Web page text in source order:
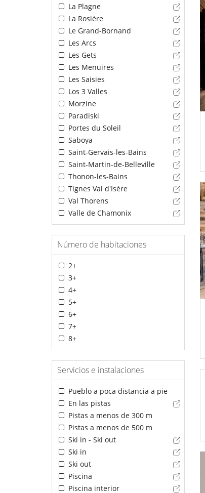
La Plagne
La Rosière
Le Grand-Bornand
Les Arcs
Les Gets
Les Menuires
Les Saisies
Los 3 Valles
Morzine
Paradiski
Portes du Soleil
Saboya
Saint-Gervais-les-Bains
Saint-Martin-de-Belleville
Thonon-les-Bains
Tignes Val d'Isère
Val Thorens
Valle de Chamonix
Número de habitaciones
2+
3+
4+
5+
6+
7+
8+
Servicios e instalaciones
Pueblo a poca distancia a pie
En las pistas
Pistas a menos de 300 m
Pistas a menos de 500 m
Ski in - Ski out
Ski in
Ski out
Piscina
Piscina interior